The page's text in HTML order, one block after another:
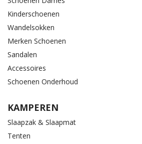
Kinderschoenen
Wandelsokken
Merken Schoenen
Sandalen
Accessoires
Schoenen Onderhoud
KAMPEREN
Slaapzak & Slaapmat
Tenten